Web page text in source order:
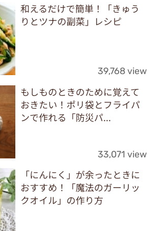
和えるだけで簡単！「きゅう
りとツナの副菜」レシピ
39,768 view
もしものときのために覚えて
おきたい！ポリ袋とフライパ
ンで作れる「防災パ...
33,071 view
「にんにく」が余ったときに
おすすめ！「魔法のガーリッ
クオイル」の作り方